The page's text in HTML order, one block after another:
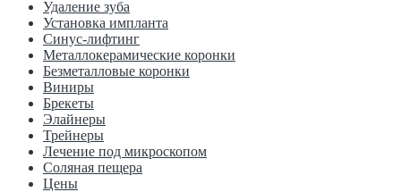
Удаление зуба
Установка импланта
Синус-лифтинг
Металлокерамические коронки
Безметалловые коронки
Виниры
Брекеты
Элайнеры
Трейнеры
Лечение под микроскопом
Соляная пещера
Цены